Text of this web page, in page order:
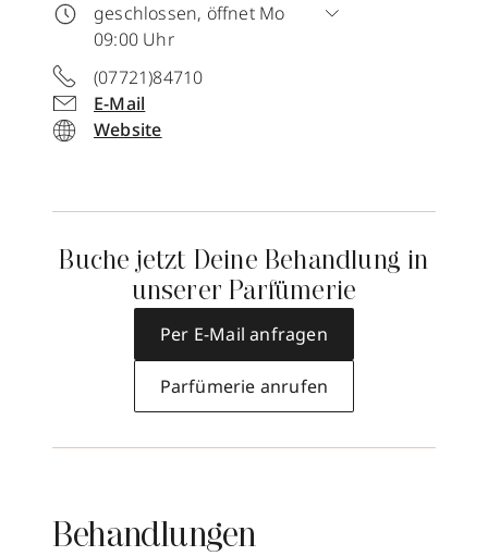
geschlossen, öffnet Mo
09:00 Uhr
(07721)84710
E-Mail
Website
Buche jetzt Deine Behandlung in
unserer Parfümerie
Per E-Mail anfragen
Parfümerie anrufen
Behandlungen